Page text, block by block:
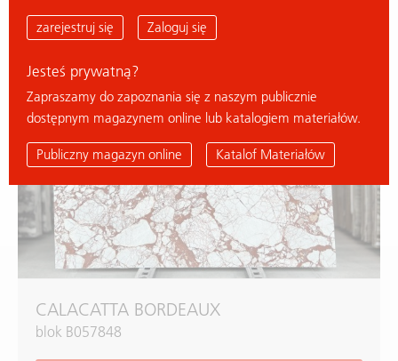
CALACATTA BORDEAUX
CALACATTA BORDEAUX
blok B057848
zarejestruj się Zaloguj się
Jesteś prywatną?
Zapraszamy do zapoznania się z naszym publicznie
dostępnym magazynem online lub katalogiem materiałów.
Publiczny magazyn online Katalof Materiałów